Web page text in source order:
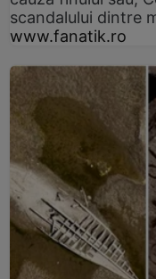
scandalului dintre
www.fanatik.ro